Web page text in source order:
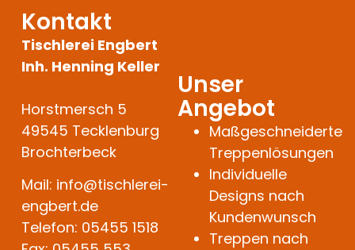
Kontakt
Tischlerei Engbert
Inh. Henning Keller
Horstmersch 5
49545 Tecklenburg
Brochterbeck
Mail: info@tischlerei-
engbert.de
Telefon: 05455 1518
Unser
Angebot
Maßgeschneiderte
Treppenlösungen
Individuelle
Designs nach
Kundenwunsch
Treppen nach